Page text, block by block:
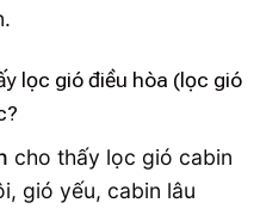
lọc gió điều hòa (lọc gió
cho thấy lọc gió cabin
gió yếu, cabin lâu